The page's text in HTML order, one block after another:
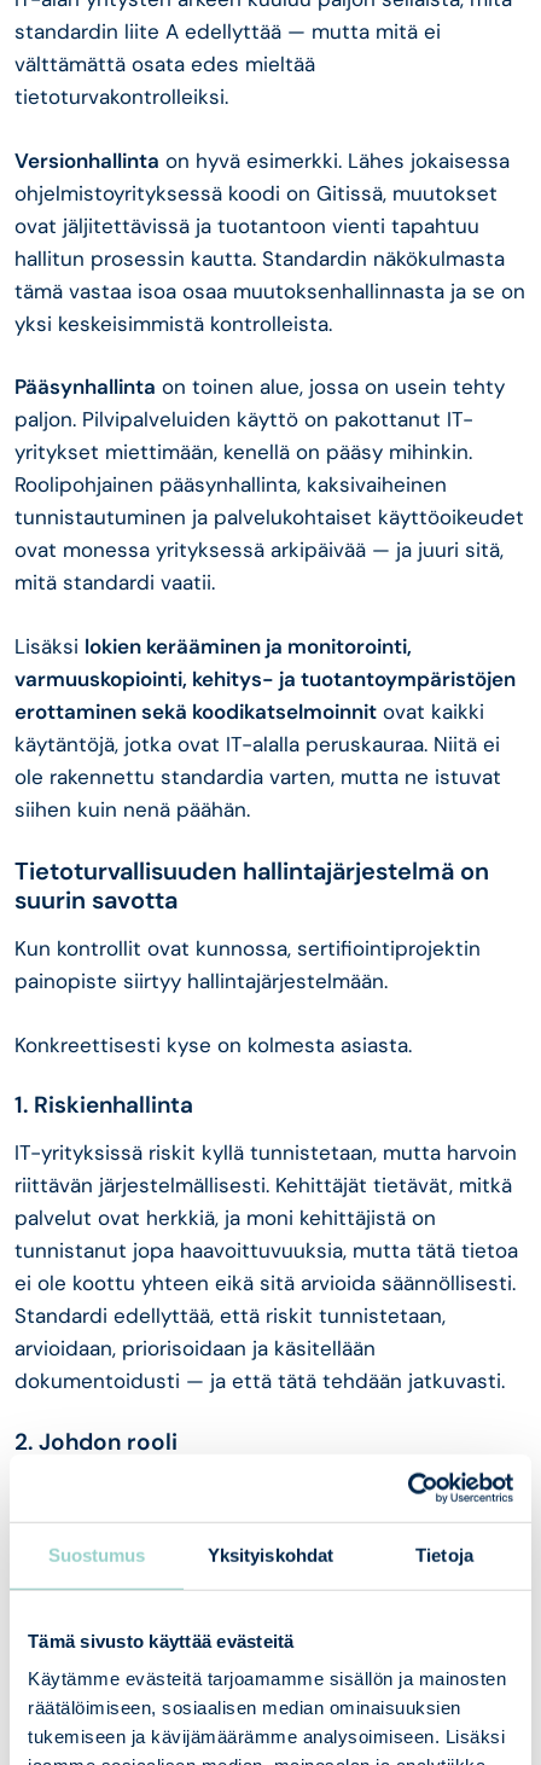
Suostumus Yksityiskohdat Tietoja
Tämä sivusto käyttää evästeitä
Käytämme evästeitä tarjoamamme sisällön ja mainosten
räätälöimiseen, sosiaalisen median ominaisuuksien
tukemiseen ja kävijämäärämme analysoimiseen. Lisäksi
standardin liite A edellyttää — mutta mitä ei
välttämättä osata edes mieltää
tietoturvakontrolleiksi.
Versionhallinta on hyvä esimerkki. Lähes jokaisessa
ohjelmistoyrityksessä koodi on Gitissä, muutokset
ovat jäljitettävissä ja tuotantoon vienti tapahtuu
hallitun prosessin kautta. Standardin näkökulmasta
tämä vastaa isoa osaa muutoksenhallinnasta ja se on
yksi keskeisimmistä kontrolleista.
Pääsynhallinta on toinen alue, jossa on usein tehty
paljon. Pilvipalveluiden käyttö on pakottanut IT-
yritykset miettimään, kenellä on pääsy mihinkin.
Roolipohjainen pääsynhallinta, kaksivaiheinen
tunnistautuminen ja palvelukohtaiset käyttöoikeudet
ovat monessa yrityksessä arkipäivää — ja juuri sitä,
mitä standardi vaatii.
Lisäksi lokien kerääminen ja monitorointi,
varmuuskopiointi, kehitys- ja tuotantoympäristöjen
erottaminen sekä koodikatselmoinnit ovat kaikki
käytäntöjä, jotka ovat IT-alalla peruskauraa. Niitä ei
ole rakennettu standardia varten, mutta ne istuvat
siihen kuin nenä päähän.
Tietoturvallisuuden hallintajärjestelmä on
suurin savotta
Kun kontrollit ovat kunnossa, sertifiointiprojektin
painopiste siirtyy hallintajärjestelmään.
Konkreettisesti kyse on kolmesta asiasta.
1. Riskienhallinta
IT-yrityksissä riskit kyllä tunnistetaan, mutta harvoin
riittävän järjestelmällisesti. Kehittäjät tietävät, mitkä
palvelut ovat herkkiä, ja moni kehittäjistä on
tunnistanut jopa haavoittuvuuksia, mutta tätä tietoa
ei ole koottu yhteen eikä sitä arvioida säännöllisesti.
Standardi edellyttää, että riskit tunnistetaan,
arvioidaan, priorisoidaan ja käsitellään
dokumentoidusti — ja että tätä tehdään jatkuvasti.
2. Johdon rooli
Tietoturva on usein IT-päällikön harteilla. Standardi
kuitenkin edellyttää, että myös johto on sitoutunut
tietoturvan hallintaan sekä määritellyt vastuut ja
varmistanut resurssit. Tämä ei tarkoita, että
yksityiskohta. Se tarkoittaa, että tietoturvan on
oltava johdon agendalla ja että päätökset tehdään
tietoisesti.